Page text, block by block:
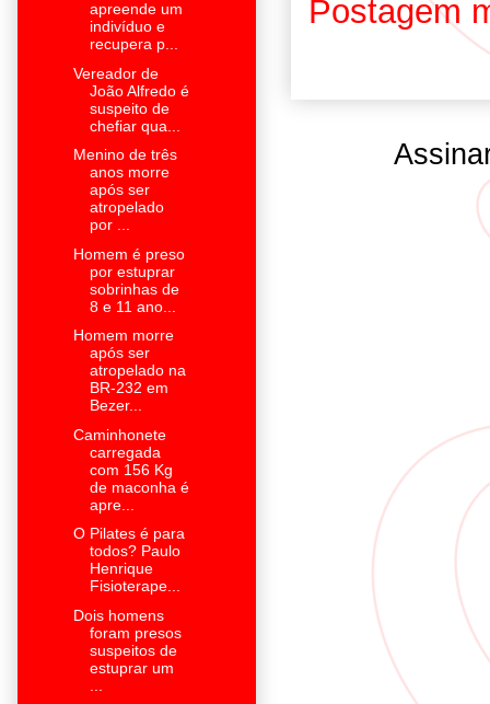
Postagem
apreende um
indivíduo e
recupera p...
Vereador de
João Alfredo é
suspeito de
chefiar qua...
Menino de três
anos morre
após ser
atropelado
por ...
Homem é preso
por estuprar
sobrinhas de
8 e 11 ano...
Homem morre
após ser
atropelado na
BR-232 em
Bezer...
Caminhonete
carregada
com 156 Kg
de maconha é
apre...
O Pilates é para
todos? Paulo
Henrique
Fisioterape...
Dois homens
foram presos
suspeitos de
estuprar um